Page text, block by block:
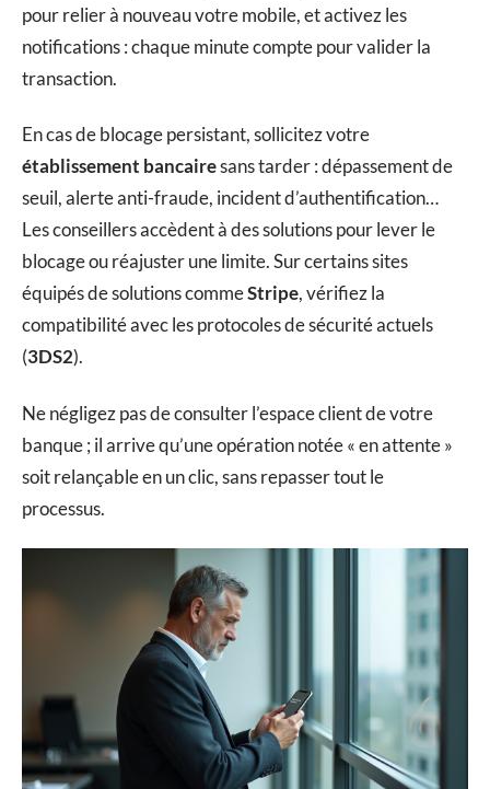
pour relier à nouveau votre mobile, et activez les
notifications : chaque minute compte pour valider la
transaction.
En cas de blocage persistant, sollicitez votre
établissement bancairesans tarder : dépassement de
seuil, alerte anti-fraude, incident d’authentification…
Les conseillers accèdent à des solutions pour lever le
blocage ou réajuster une limite. Sur certains sites
équipés de solutions commeStripe, vérifiez la
compatibilité avec les protocoles de sécurité actuels
(3DS2).
Ne négligez pas de consulter l’espace client de votre
banque ; il arrive qu’une opération notée « en attente »
soit relançable en un clic, sans repasser tout le
processus.